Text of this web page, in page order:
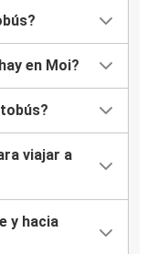
en Moi?
viajar a
y hacia